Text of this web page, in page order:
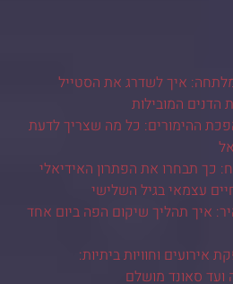
איך לשדרג את הסטייל
הדנים המובילות
ההימורים: כל מה שצריך לדעת
כך תבחרו את הפתרון האידיאלי
עצמאי בגיל השלישי
איך תהליך שיקום הפה ביום אחד
אירועים וחוויות ביתיות:
ועד סאונד מושלם